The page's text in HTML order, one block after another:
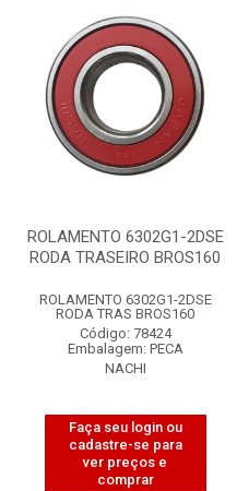
ROLAMENTO 6302G1-2DSE
RODA TRASEIRO BROS160
ROLAMENTO 6302G1-2DSE
RODA TRAS BROS160
Código: 78424
Embalagem: PECA
NACHI
Faça seu login ou
cadastre-se para
ver preços e
comprar